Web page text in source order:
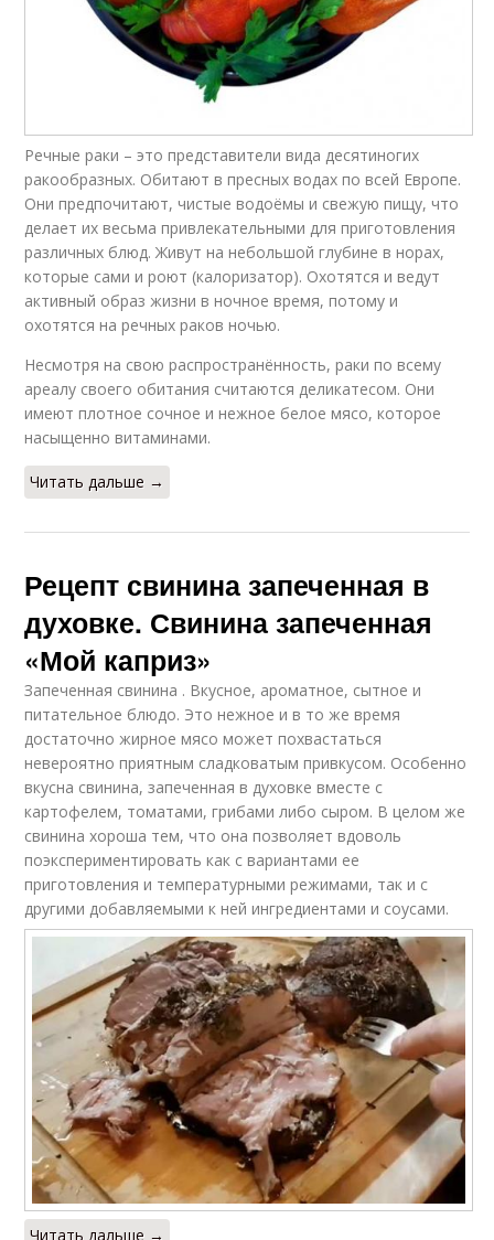
Речные раки – это представители вида десятиногих
ракообразных. Обитают в пресных водах по всей Европе.
Они предпочитают, чистые водоёмы и свежую пищу, что
делает их весьма привлекательными для приготовления
различных блюд. Живут на небольшой глубине в норах,
которые сами и роют (калоризатор). Охотятся и ведут
активный образ жизни в ночное время, потому и
охотятся на речных раков ночью.
Несмотря на свою распространённость, раки по всему
ареалу своего обитания считаются деликатесом. Они
имеют плотное сочное и нежное белое мясо, которое
насыщенно витаминами.
Читать дальше →
Рецепт свинина запеченная в
духовке. Свинина запеченная
«Мой каприз»
Запеченная свинина . Вкусное, ароматное, сытное и
питательное блюдо. Это нежное и в то же время
достаточно жирное мясо может похвастаться
невероятно приятным сладковатым привкусом. Особенно
вкусна свинина, запеченная в духовке вместе с
картофелем, томатами, грибами либо сыром. В целом же
свинина хороша тем, что она позволяет вдоволь
поэкспериментировать как с вариантами ее
приготовления и температурными режимами, так и с
другими добавляемыми к ней ингредиентами и соусами.
Читать дальше →